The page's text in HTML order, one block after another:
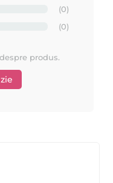
(0)
(0)
produs.